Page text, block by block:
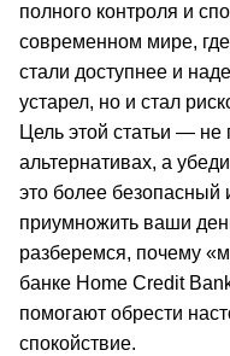
полного контроля и
современном мире,
стали доступнее и
устарел, но и стал
Цель этой статьи — не
альтернативах, а
это более безопасный
приумножить ваши
разберемся, почему
банке Home Credit
помогают обрести
спокойствие.